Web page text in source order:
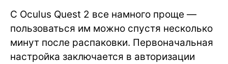
С Oculus Quest 2 все намного проще —
пользоваться им можно спустя несколько
минут после распаковки. Первоначальная
настройка заключается в авторизации